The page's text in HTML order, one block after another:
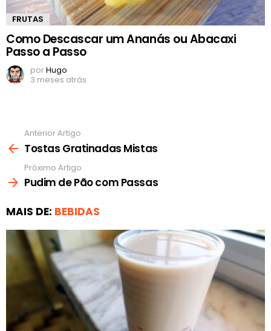
FRUTAS
Como Descascar um Ananás ou Abacaxi
Passo a Passo
porHugo
3 meses atrás
mais
Anterior Artigo
Tostas Gratinadas Mistas
Próximo Artigo
Pudim de Pão com Passas
MAIS DE: BEBIDAS